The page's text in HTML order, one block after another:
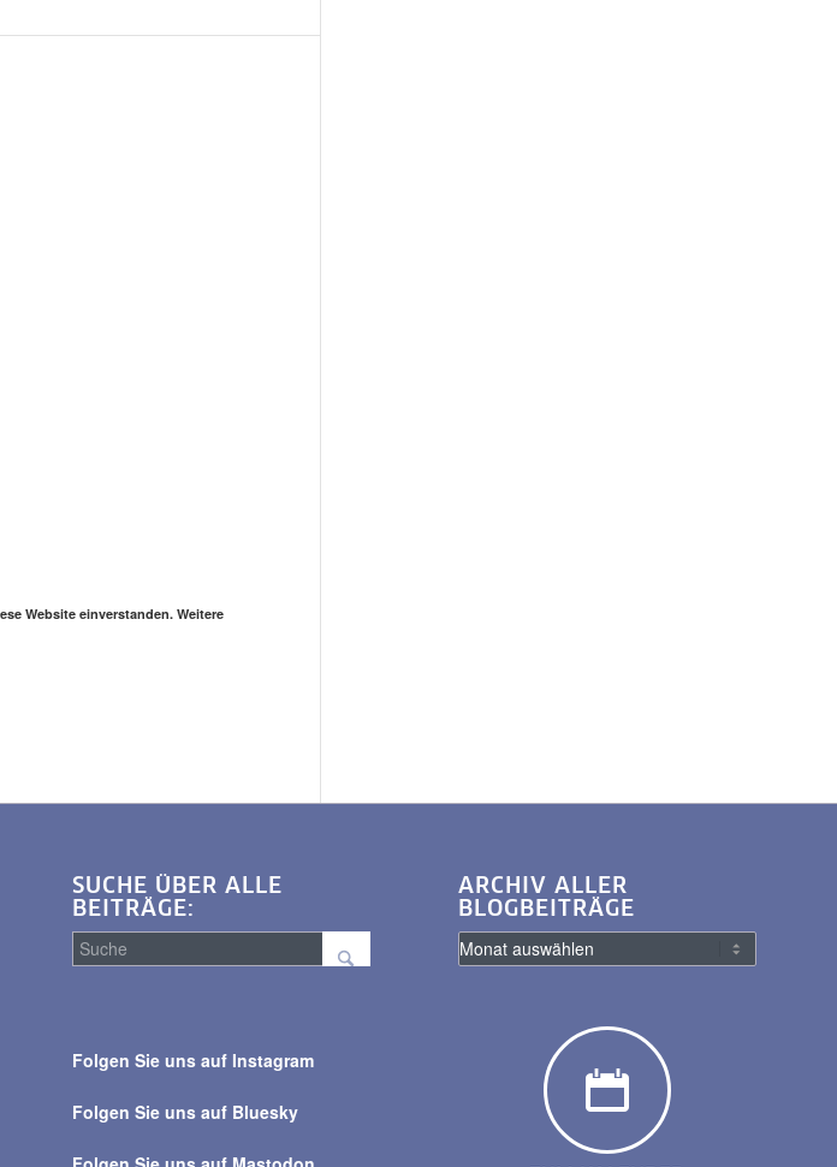
Website einverstanden. Weitere
SUCHE ÜBER ALLE
BEITRÄGE:
alle
Folgen Sie uns auf Instagram
Folgen Sie uns auf Bluesky
ARCHIV ALLER
BLOGBEITRÄGE